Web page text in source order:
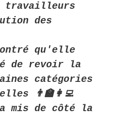
travailleurs
des
qu'elle
de revoir la
catégories
👨‍🏫👩‍💻
mis de côté la